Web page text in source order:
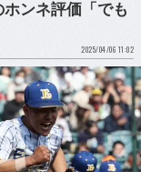
ンネ評価「でも
2025/04/06 11:02